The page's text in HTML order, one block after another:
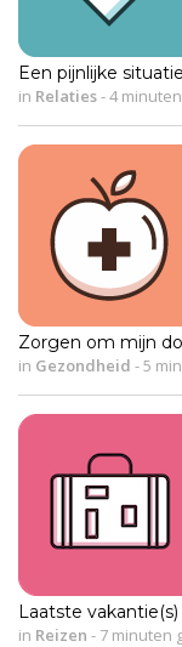
Een pijnlijke situatie
in Relaties-4
Zorgen om mijn
in Gezondheid -5
Laatste
in Reizen - 7 minuten